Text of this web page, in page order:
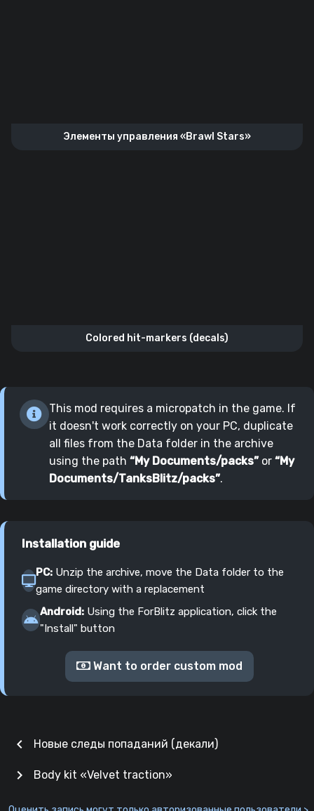
Элементы управления «Brawl Stars»
Colored hit-markers (decals)
This mod requires a micropatch in the game. If
it doesn't work correctly on your PC, duplicate
all files from the Data folder in the archive
using the path “My Documents/packs” or “My
Documents/TanksBlitz/packs”.
Installation guide
PC: Unzip the archive, move the Data folder to the
game directory with a replacement
Android: Using the ForBlitz application, click the
"Install" button
Want to order custom mod
chevron_left Новые следы попаданий (декали)
Body kit «Velvet traction»
chevron_right